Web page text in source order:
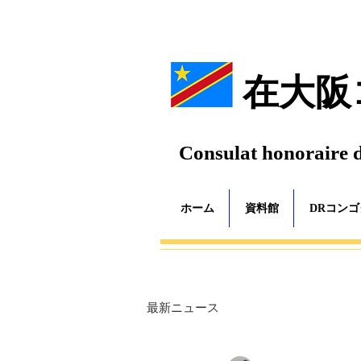
在大
Consulat honoraire
ホーム 資料館 DRコン
最新ニュース